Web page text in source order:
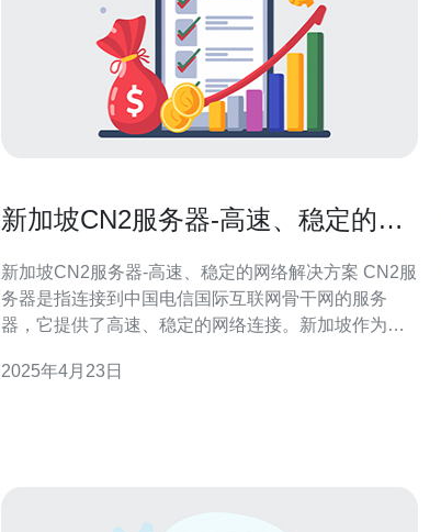
新加坡CN2服务器-高速、稳定的网
新加坡CN2服务器-高速、稳定的网络解决方案 CN2服
务器是指连接到中国电信国际互联网骨干网的服务
器，它提供了高速、稳定的网络连接。新加坡作为亚
网络服务，成为了许多企业和个人的首选。 CN2服务
2025年4月23日